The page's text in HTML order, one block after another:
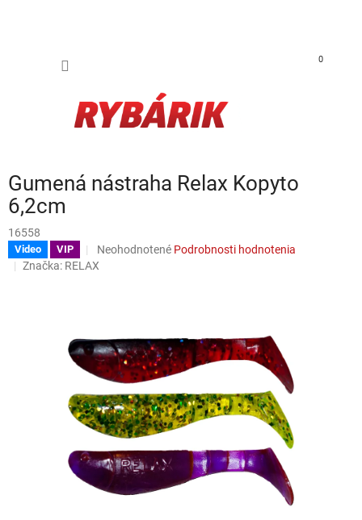
0
Gumená nástraha Relax Kopyto
6,2cm
16558
Video VIP Priemerné hodnotenie produktu je 0,0 z 5 hviezdičiek.
Neohodnotené Podrobnosti hodnotenia
Značka: RELAX